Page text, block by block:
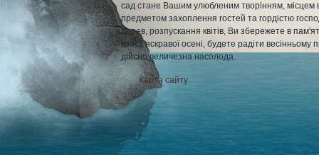
сад стане Вашим улюбленим творінням, місцем
предметом захоплення гостей та гордістю
дерев, розпускання квітів, Ви збережете в
красу яскравої осені, будете радіти весінньому
дійсно величезна насолода.
Карта сайту